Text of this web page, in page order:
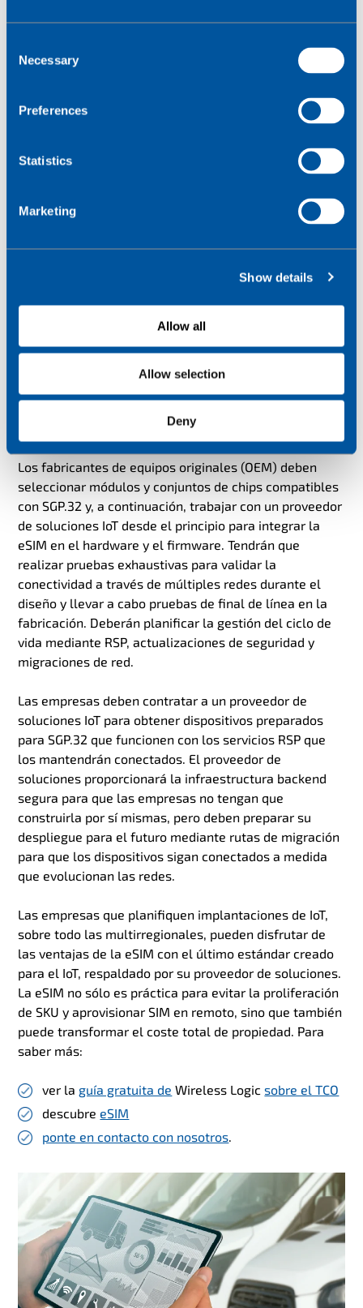
Necessary
Preferences
Statistics
Marketing
Show details
Allow all
Allow selection
Deny
Cómo empezar con
SGP.32: lo que los
fabricantes de equipos
originales y las empresas
necesitan saber
La eSIM puede cambiar las reglas del juego, sobre todo
más posible. Pero la eSIM a escala no es tan sencilla
como parece a primera vista. Para empezar, las
que deseen. Los perfiles deben tener licencia. Hay que
establecer acuerdos con las operadoras, contratar y
autorizar.
La eSIM requiere una infraestructura RSP segura,
gestión del ciclo de vida e integración con la
fabricación de dispositivos.
Los fabricantes de equipos originales (OEM) deben
seleccionar módulos y conjuntos de chips compatibles
con SGP.32 y, a continuación, trabajar con un proveedor
de soluciones IoT desde el principio para integrar la
eSIM en el hardware y el firmware. Tendrán que
realizar pruebas exhaustivas para validar la
conectividad a través de múltiples redes durante el
diseño y llevar a cabo pruebas de final de línea en la
fabricación. Deberán planificar la gestión del ciclo de
vida mediante RSP, actualizaciones de seguridad y
migraciones de red.
Las empresas deben contratar a un proveedor de
soluciones IoT para obtener dispositivos preparados
para SGP.32 que funcionen con los servicios RSP que
los mantendrán conectados. El proveedor de
soluciones proporcionará la infraestructura backend
segura para que las empresas no tengan que
construirla por sí mismas, pero deben preparar su
despliegue para el futuro mediante rutas de migración
para que los dispositivos sigan conectados a medida
que evolucionan las redes.
Las empresas que planifiquen implantaciones de IoT,
sobre todo las multirregionales, pueden disfrutar de
las ventajas de la eSIM con el último estándar creado
para el IoT, respaldado por su proveedor de soluciones.
La eSIM no sólo es práctica para evitar la proliferación
de SKU y aprovisionar SIM en remoto, sino que también
puede transformar el coste total de propiedad. Para
saber más:
ver la guía gratuita de Wireless Logicsobre el TCO
descubreeSIM
ponte en contacto con nosotros